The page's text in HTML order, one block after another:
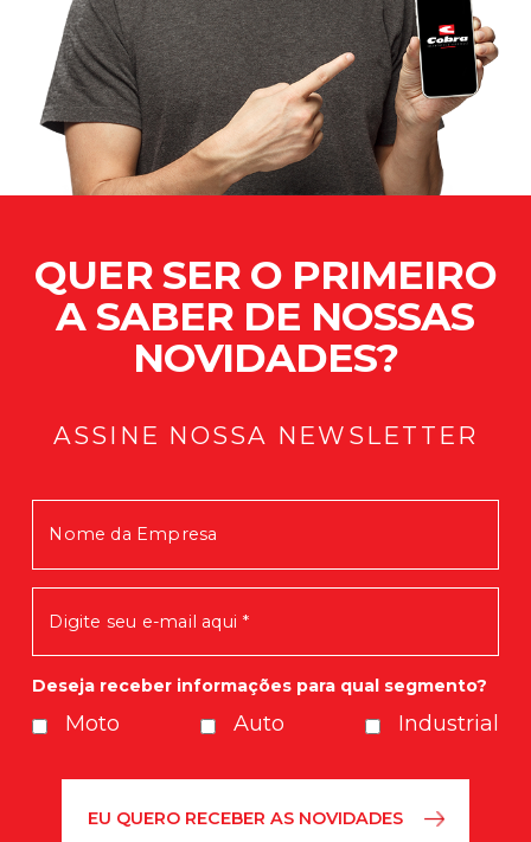
QUER SER O PRIMEIRO
A SABER DE NOSSAS
NOVIDADES?
ASSINE NOSSA NEWSLETTER
Deseja receber informações para qual segmento?
Moto Auto Industrial
Mensagem enviada com Sucesso!
Em breve você receberá nossas
novidades.